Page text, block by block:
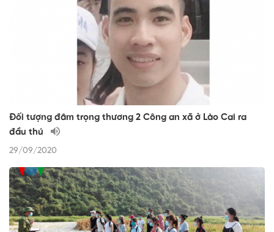
Đối tượng đâm trọng thương 2 Công an xã ở Lào Cai ra
đầu thú
29/09/2020